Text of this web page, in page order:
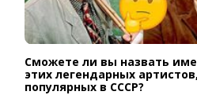
Сможете ли вы назвать
этих легендарных артистов,
популярных в СССР?